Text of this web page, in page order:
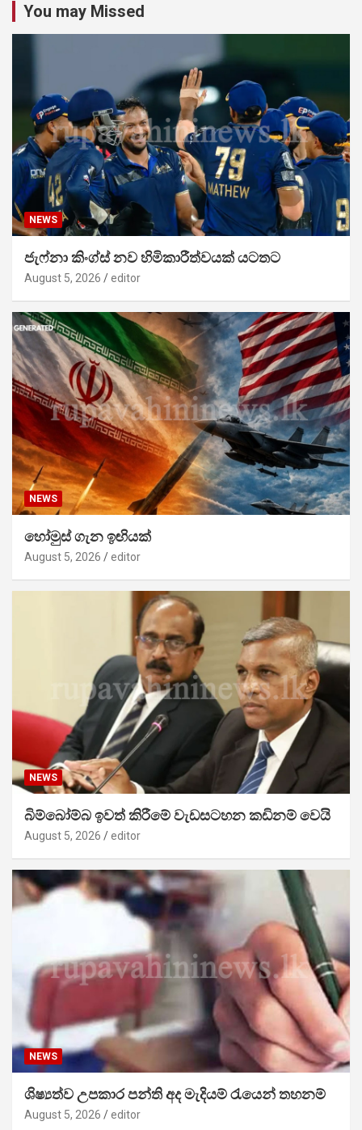
You may Missed
NEWS
ජැෆ්නා කිංග්ස් නව හිමිකාරීත්වයක් යටතට
August 5, 2026 editor
NEWS
හෝමුස් ගැන ඉඟියක්
August 5, 2026 editor
NEWS
බිම්බෝම්බ ඉවත් කිරීමේ වැඩසටහන කඩිනම් වෙයි
August 5, 2026 editor
NEWS
ශිෂ්‍යත්ව උපකාර පන්ති අද මැදියම් රැයෙන් තහනම්
August 5, 2026 editor